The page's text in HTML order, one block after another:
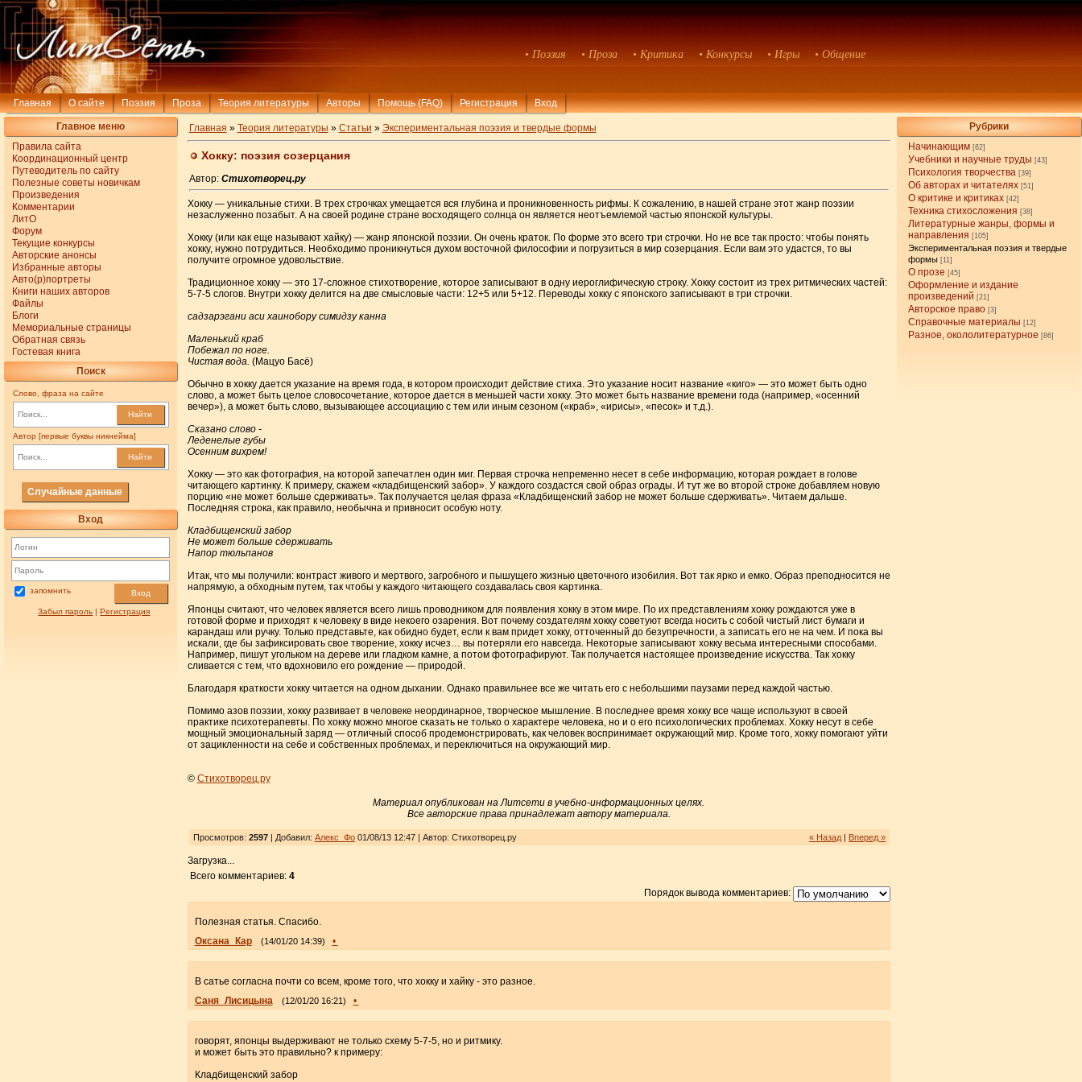
• Поэзия • Проза • Критика • Конкурсы • Игры • Общение
Главная О сайте Поэзия Проза Теория литературы Авторы Помощь (FAQ) Регистрация Вход
Главное меню
Правила сайта
Координационный центр
Путеводитель по сайту
Полезные советы новичкам
Произведения
Комментарии
ЛитО
Форум
Текущие конкурсы
Авторские анонсы
Избранные авторы
Авто(р)портреты
Книги наших авторов
Файлы
Блоги
Мемориальные страницы
Обратная связь
Гостевая книга
Поиск
Слово, фраза на сайте
Найти
Автор [первые буквы никнейма]
Найти
Случайные данные
Вход
запомнить Вход
Забыл пароль |Регистрация
Рубрики
Начинающим [62]
Учебники и научные труды [43]
Психология творчества [39]
Об авторах и читателях [51]
О критике и критиках [42]
Техника стихосложения [38]
Литературные жанры, формы и
направления [105]
Экспериментальная поэзия и твердые
формы [11]
О прозе [45]
Оформление и издание
произведений [21]
Авторское право [3]
Справочные материалы [12]
Разное, окололитературное [86]
Главная » Теория литературы » Статьи » Экспериментальная поэзия и твердые формы
Хокку: поэзия созерцания
Автор: Стихотворец.ру
Хокку — уникальные стихи. В трех строчках умещается вся глубина и проникновенность рифмы. К сожалению, в нашей стране этот жанр поэзии
незаслуженно позабыт. А на своей родине стране восходящего солнца он является неотъемлемой частью японской культуры.
Хокку (или как еще называют хайку) — жанр японской поэзии. Он очень краток. По форме это всего три строчки. Но не все так просто: чтобы понять
хокку, нужно потрудиться. Необходимо проникнуться духом восточной философии и погрузиться в мир созерцания. Если вам это удастся, то вы
получите огромное удовольствие.
Традиционное хокку — это 17-сложное стихотворение, которое записывают в одну иероглифическую строку. Хокку состоит из трех ритмических частей:
5-7-5 слогов. Внутри хокку делится на две смысловые части: 12+5 или 5+12. Переводы хокку с японского записывают в три строчки.
садзарэгани аси хаинобору симидзу канна
Маленький краб
Побежал по ноге.
Чистая вода. (Мацуо Басё)
Обычно в хокку дается указание на время года, в котором происходит действие стиха. Это указание носит название «киго» — это может быть одно
слово, а может быть целое словосочетание, которое дается в меньшей части хокку. Это может быть название времени года (например, «осенний
вечер»), а может быть слово, вызывающее ассоциацию с тем или иным сезоном («краб», «ирисы», «песок» и т.д.).
Сказано слово -
Леденелые губы
Осенним вихрем!
Хокку — это как фотография, на которой запечатлен один миг. Первая строчка непременно несет в себе информацию, которая рождает в голове
читающего картинку. К примеру, скажем «кладбищенский забор». У каждого создастся свой образ ограды. И тут же во второй строке добавляем новую
порцию «не может больше сдерживать». Так получается целая фраза «Кладбищенский забор не может больше сдерживать». Читаем дальше.
Последняя строка, как правило, необычна и привносит особую ноту.
Кладбищенский забор
Не может больше сдерживать
Напор тюльпанов
Итак, что мы получили: контраст живого и мертвого, загробного и пышущего жизнью цветочного изобилия. Вот так ярко и емко. Образ преподносится не
напрямую, а обходным путем, так чтобы у каждого читающего создавалась своя картинка.
Японцы считают, что человек является всего лишь проводником для появления хокку в этом мире. По их представлениям хокку рождаются уже в
готовой форме и приходят к человеку в виде некоего озарения. Вот почему создателям хокку советуют всегда носить с собой чистый лист бумаги и
карандаш или ручку. Только представьте, как обидно будет, если к вам придет хокку, отточенный до безупречности, а записать его не на чем. И пока вы
искали, где бы зафиксировать свое творение, хокку исчез… вы потеряли его навсегда. Некоторые записывают хокку весьма интересными способами.
Например, пишут угольком на дереве или гладком камне, а потом фотографируют. Так получается настоящее произведение искусства. Так хокку
сливается с тем, что вдохновило его рождение — природой.
Благодаря краткости хокку читается на одном дыхании. Однако правильнее все же читать его с небольшими паузами перед каждой частью.
Помимо азов поэзии, хокку развивает в человеке неординарное, творческое мышление. В последнее время хокку все чаще используют в своей
практике психотерапевты. По хокку можно многое сказать не только о характере человека, но и о его психологических проблемах. Хокку несут в себе
мощный эмоциональный заряд — отличный способ продемонстрировать, как человек воспринимает окружающий мир. Кроме того, хокку помогают уйти
от зацикленности на себе и собственных проблемах, и переключиться на окружающий мир.
© Стихотворец.ру
Материал опубликован на Литсети в учебно-информационных целях.
Все авторские права принадлежат автору материала.
« Назад | Вперед »
Просмотров: 2597| Добавил: Алекс_Фо01/08/13 12:47 | Автор: Стихотворец.ру
Загрузка...
Всего комментариев: 4
Порядок вывода комментариев:
Полезная статья. Спасибо.
Оксана_Кар
(14/01/20 14:39) •
В сатье согласна почти со всем, кроме того, что хокку и хайку - это разное.
Саня_Лисицына
(12/01/20 16:21) •
говорят, японцы выдерживают не только схему 5-7-5, но и ритмику.
и может быть это правильно? к примеру:
Кладбищенский забор